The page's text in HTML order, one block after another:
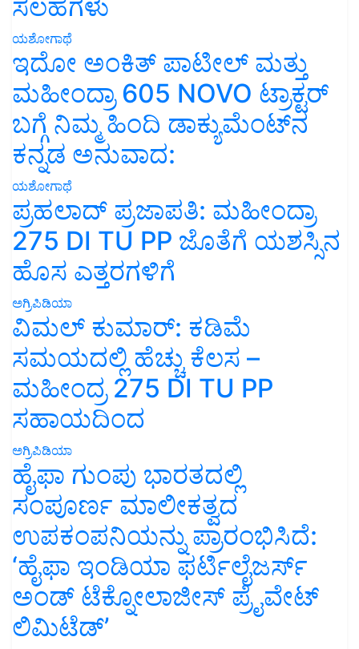
ಸಲಹೆಗಳು
ಯಶೋಗಾಥೆ
ಇದೋ ಅಂಕಿತ್ ಪಾಟೀಲ್ ಮತ್ತು
ಮಹೀಂದ್ರಾ 605 NOVO ಟ್ರಾಕ್ಟರ್
ಬಗ್ಗೆ ನಿಮ್ಮ ಹಿಂದಿ ಡಾಕ್ಯುಮೆಂಟ್‌ನ
ಕನ್ನಡ ಅನುವಾದ:
ಯಶೋಗಾಥೆ
ಪ್ರಹಲಾದ್ ಪ್ರಜಾಪತಿ: ಮಹೀಂದ್ರಾ
275 DI TU PP ಜೊತೆಗೆ ಯಶಸ್ಸಿನ
ಹೊಸ ಎತ್ತರಗಳಿಗೆ
ಅಗ್ರಿಪಿಡಿಯಾ
ವಿಮಲ್ ಕುಮಾರ್: ಕಡಿಮೆ
ಸಮಯದಲ್ಲಿ ಹೆಚ್ಚು ಕೆಲಸ –
ಮಹೀಂದ್ರ 275 DI TU PP
ಸಹಾಯದಿಂದ
ಅಗ್ರಿಪಿಡಿಯಾ
ಹೈಫಾ ಗುಂಪು ಭಾರತದಲ್ಲಿ
ಸಂಪೂರ್ಣ ಮಾಲೀಕತ್ವದ
ಉಪಕಂಪನಿಯನ್ನು ಪ್ರಾರಂಭಿಸಿದೆ:
‘ಹೈಫಾ ಇಂಡಿಯಾ ಫರ್ಟಿಲೈಜರ್ಸ್
ಅಂಡ್ ಟೆಕ್ನೋಲಾಜೀಸ್ ಪ್ರೈವೇಟ್
ಲಿಮಿಟೆಡ್’